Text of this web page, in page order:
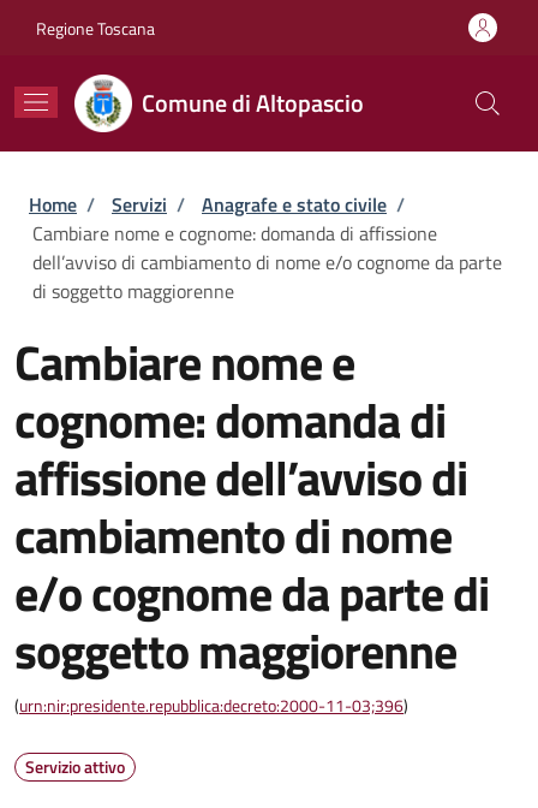
Regione Toscana
Comune di Altopascio
Briciole di pane
Home / Servizi / Anagrafe e stato civile /
Cambiare nome e cognome: domanda di affissione
dell’avviso di cambiamento di nome e/o cognome da parte
di soggetto maggiorenne
Cambiare nome e
cognome: domanda di
affissione dell’avviso di
cambiamento di nome
e/o cognome da parte di
soggetto maggiorenne
(urn:nir:presidente.repubblica:decreto:2000-11-03;396)
Servizio attivo